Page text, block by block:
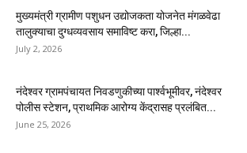
मुख्यमंत्री ग्रामीण पशुधन उद्योजकता योजनेत मंगळवेढा
तालुक्याचा दुग्धव्यवसाय समाविष्ट करा, जिल्हा...
July 2, 2026
नंदेश्वर ग्रामपंचायत निवडणुकीच्या पार्श्वभूमीवर, नंदेश्वर
पोलीस स्टेशन, प्राथमिक आरोग्य केंद्रासह प्रलंबित...
June 25, 2026